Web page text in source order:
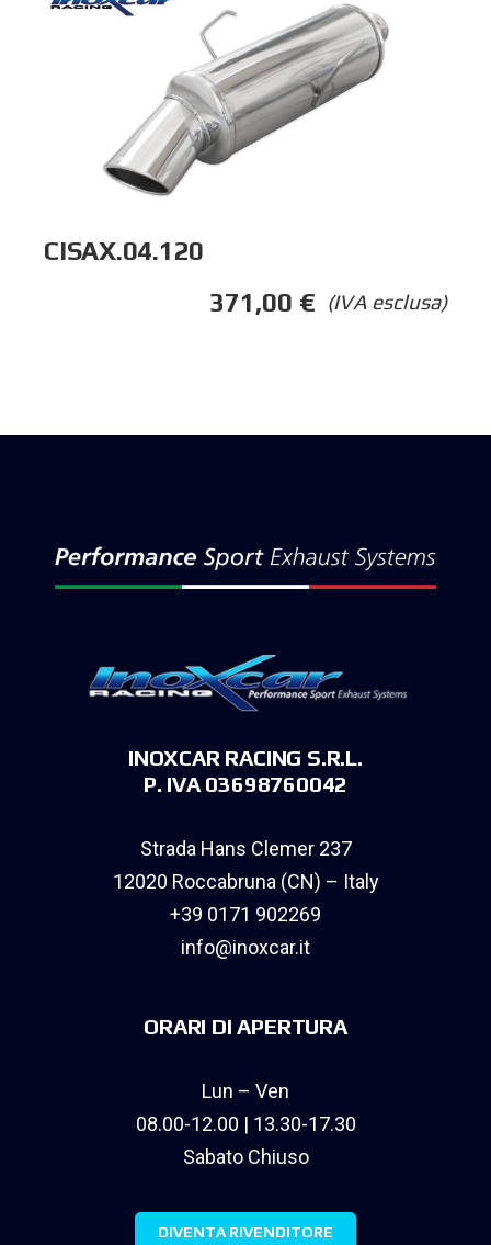
CISAX.04.120
(IVA esclusa)
371,00 €
INOXCAR RACING S.R.L.
P. IVA 03698760042
Strada Hans Clemer 237
12020 Roccabruna (CN) – Italy
+39 0171 902269
info@inoxcar.it
ORARI DI APERTURA
Lun – Ven
08.00-12.00 | 13.30-17.30
Sabato Chiuso
DIVENTA RIVENDITORE